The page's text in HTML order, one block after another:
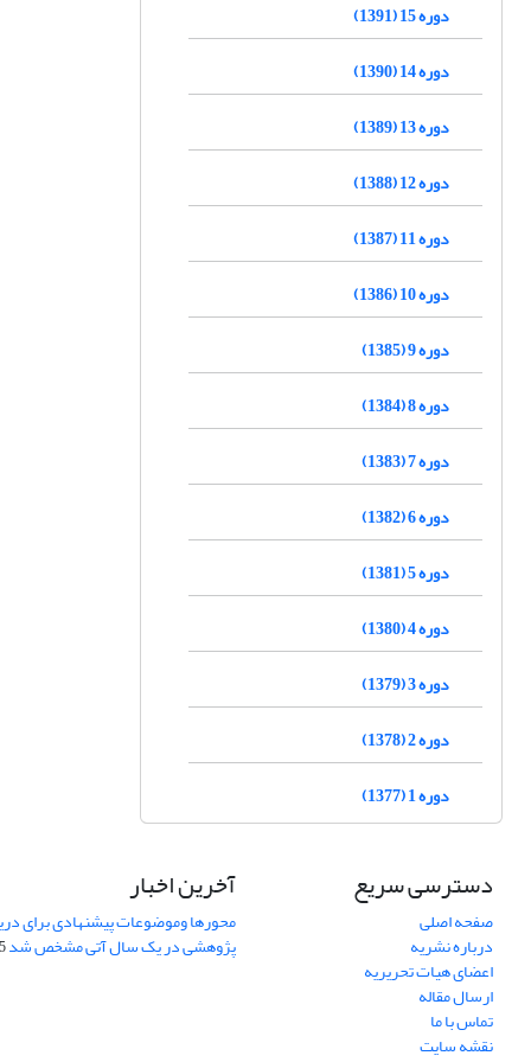
دوره 15 (1391)
دوره 14 (1390)
دوره 13 (1389)
دوره 12 (1388)
دوره 11 (1387)
دوره 10 (1386)
دوره 9 (1385)
دوره 8 (1384)
دوره 7 (1383)
دوره 6 (1382)
دوره 5 (1381)
دوره 4 (1380)
دوره 3 (1379)
دوره 2 (1378)
دوره 1 (1377)
دسترسی سریع
صفحه اصلی
درباره نشریه
اعضای هیات تحریریه
ارسال مقاله
تماس با ما
نقشه سایت
آخرین اخبار
محورها وموضوعات پیشنهادی برای
پژوهشی در یک سال آتی مشخص شد